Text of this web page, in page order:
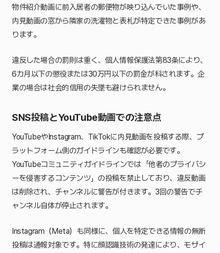
物件紹介動画に前入居者の郵便物が映り込んでいた事例や、
内見動画の窓から隣家の洗濯物と表札が特定できた事例があ
ります。
違反した場合の罰則は重く、個人情報保護法第83条により、
6カ月以下の懲役または30万円以下の罰金が科されます。企
業の場合は社会的信用の失墜も避けられません。
SNS投稿とYouTube動画での注意点
YouTubeやInstagram、TikTokに内見動画を投稿する際、プ
ラットフォーム側のガイドラインも確認が必要です。
YouTubeコミュニティガイドラインでは「他者のプライバシ
ーを侵害するコンテンツ」の投稿を禁止しており、違反動画
は削除され、チャンネルに警告が付きます。3回の警告でチ
ャンネル自体が停止されます。
Instagram（Meta）も同様に、個人を特定できる情報の無断
投稿は通報対象です。特に顔認識技術の発達により、モザイ